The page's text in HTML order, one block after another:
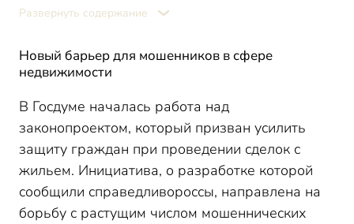
Развернуть содержание
Новый барьер для мошенников в сфере
недвижимости
В Госдуме началась работа над
законопроектом, который призван усилить
защиту граждан при проведении сделок с
жильем. Инициатива, о разработке которой
сообщили справедливороссы, направлена на
борьбу с растущим числом мошеннических